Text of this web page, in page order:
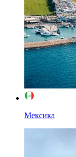
Мексика